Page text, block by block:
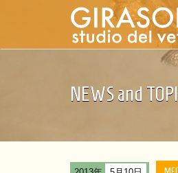
NEWS and